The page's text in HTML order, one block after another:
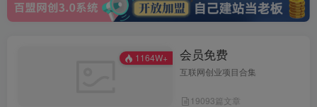
1164W+ 会员免费
互联网创业项目合集
19093篇文章